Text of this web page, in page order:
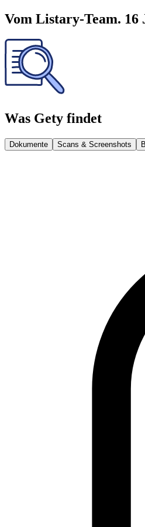
Vom Listary-Team.
Was Gety findet
Dokumente Scans & Screenshots